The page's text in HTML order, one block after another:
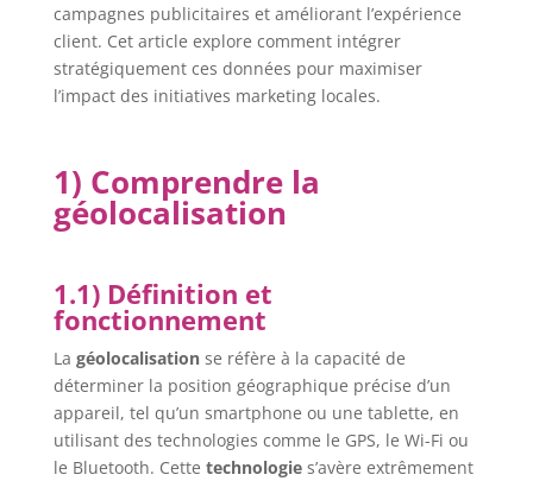
campagnes publicitaires et améliorant l’expérience
client. Cet article explore comment intégrer
stratégiquement ces données pour maximiser
l’impact des initiatives marketing locales.
1) Comprendre la
géolocalisation
1.1) Définition et
fonctionnement
La géolocalisationse réfère à la capacité de
déterminer la position géographique précise d’un
appareil, tel qu’un smartphone ou une tablette, en
utilisant des technologies comme le GPS, le Wi-Fi ou
le Bluetooth. Cette technologies’avère extrêmement